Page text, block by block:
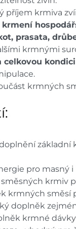
příjem krmiva
krmení
prasata,
krmnými
celkovou
krmných
základní
pro masný
krmiv
krmných směsí
doplněk
krmné